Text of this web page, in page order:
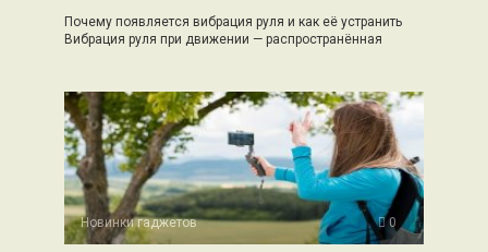
Почему появляется вибрация руля и как её устранить
Вибрация руля при движении — распространённая
Новинки гаджетов 0